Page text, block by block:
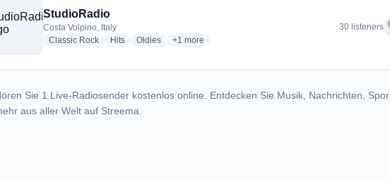
StudioRadio
Costa Volpino, Italy
Classic Rockradio stations
Hitsradio stations
Oldiesradio stations
+1 more genres for StudioRadio
more
30 listeners
Sie 1 Live-Radiosender kostenlos online. Entdecken Sie Musik, Nachrichten,
aus aller Welt auf Streema.